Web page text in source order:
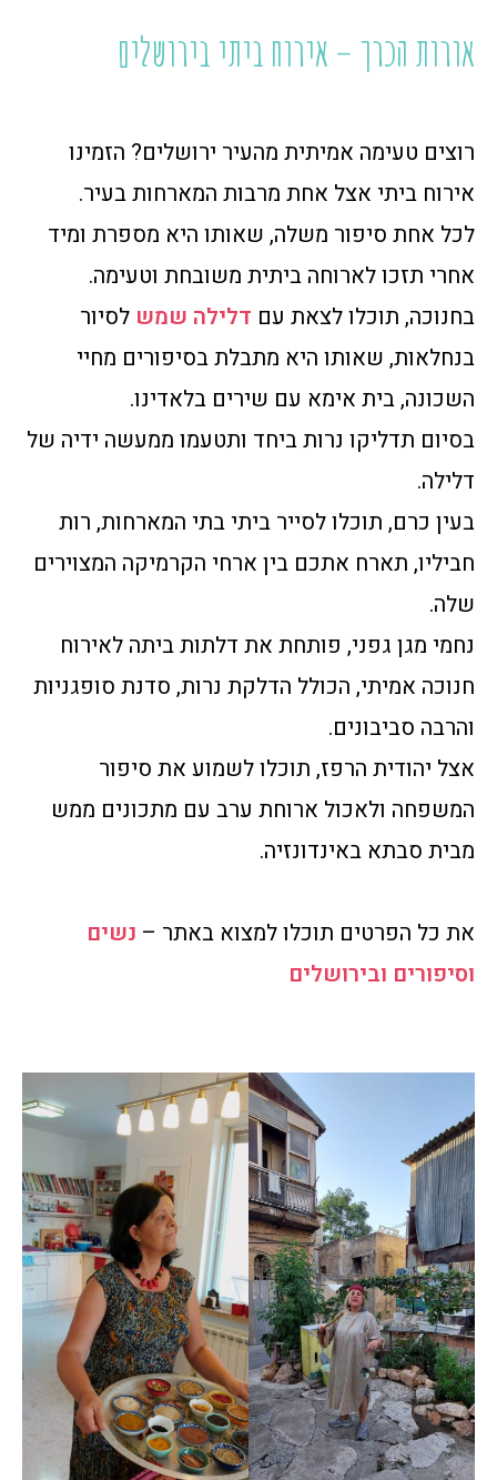
אורות הכרך – אירוח ביתי בירושלים
רוצים טעימה אמיתית מהעיר ירושלים? הזמינו
אירוח ביתי אצל אחת מרבות המארחות בעיר.
לכל אחת סיפור משלה, שאותו היא מספרת ומיד
אחרי תזכו לארוחה ביתית משובחת וטעימה.
בחנוכה, תוכלו לצאת עם דלילה שמש לסיור
בנחלאות, שאותו היא מתבלת בסיפורים מחיי
השכונה, בית אימא עם שירים בלאדינו.
בסיום תדליקו נרות ביחד ותטעמו ממעשה ידיה של
דלילה.
בעין כרם, תוכלו לסייר ביתי בתי המארחות, רות
חביליו, תארח אתכם בין ארחי הקרמיקה המצוירים
שלה.
נחמי מגן גפני, פותחת את דלתות ביתה לאירוח
חנוכה אמיתי, הכולל הדלקת נרות, סדנת סופגניות
והרבה סביבונים.
אצל יהודית הרפז, תוכלו לשמוע את סיפור
המשפחה ולאכול ארוחת ערב עם מתכונים ממש
מבית סבתא באינדונזיה.
את כל הפרטים תוכלו למצוא באתר – נשים
וסיפורים ובירושלים